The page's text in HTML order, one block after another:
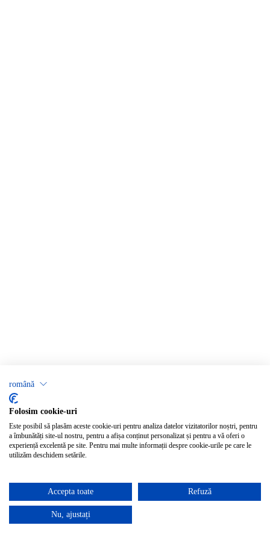
română
Folosim cookie-uri
Este posibil să plasăm aceste cookie-uri pentru analiza datelor vizitatorilor noștri, pentru
a îmbunătăți site-ul nostru, pentru a afișa conținut personalizat și pentru a vă oferi o
experiență excelentă pe site. Pentru mai multe informații despre cookie-urile pe care le
utilizăm deschidem setările.
Accepta toate Refuză
Nu, ajustați